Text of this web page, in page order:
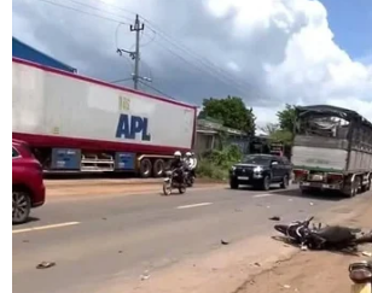
Tổng thống Morales (giữa) tại lễ khai
năm ngoái. (Ảnh: YPFB)
Nhờ chính sách quốc hữu hóa kể
thống Bolivia Evo Morales lên
2006, tính đến hết năm 2013